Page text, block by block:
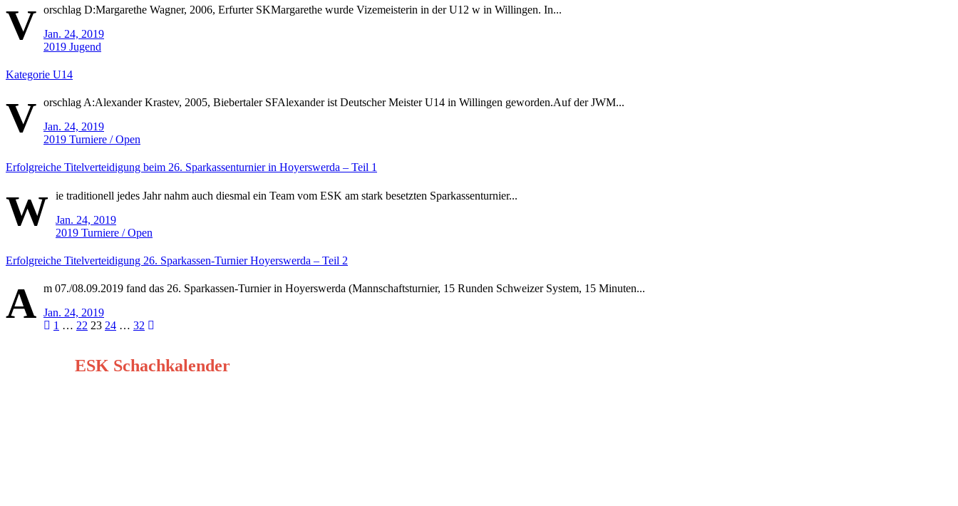
V orschlag D:Margarethe Wagner, 2006, Erfurter SKMargarethe wurde Vizemeisterin in der U12 w in Willingen. In...
Jan. 24, 2019
2019 Jugend
Kategorie U14
V orschlag A:Alexander Krastev, 2005, Biebertaler SFAlexander ist Deutscher Meister U14 in Willingen geworden.Auf der JWM...
Jan. 24, 2019
2019 Turniere / Open
Erfolgreiche Titelverteidigung beim 26. Sparkassenturnier in Hoyerswerda – Teil 1
W
ie traditionell jedes Jahr nahm auch diesmal ein Team vom ESK am stark besetzten Sparkassenturnier...
Jan. 24, 2019
2019 Turniere / Open
Erfolgreiche Titelverteidigung 26. Sparkassen-Turnier Hoyerswerda – Teil 2
A m 07./08.09.2019 fand das 26. Sparkassen-Turnier in Hoyerswerda (Mannschaftsturnier, 15 Runden Schweizer System, 15 Minuten...
Jan. 24, 2019
Seitennummerierung
1 … 22 23 24 … 32
ESK Schachkalender